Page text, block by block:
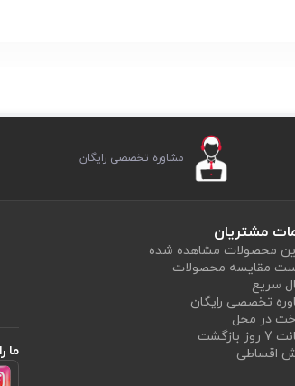
مشاوره تخصصی رایگان
مشتریان
محصولات مشاهده شده
مقایسه محصولات
سریع
تخصصی رایگان
در محل
بازگشت
اقساطی
ما